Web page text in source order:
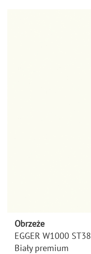
Obrzeże
EGGER W1000 ST38
Biały premium